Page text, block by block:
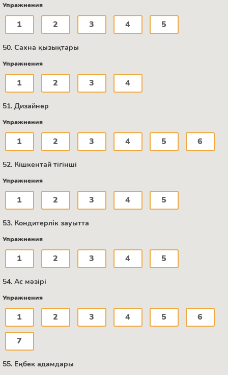
Упражнения
1 2 3 4 5
50. Сахна қызықтары
Упражнения
1 2 3 4
51. Дизайнер
Упражнения
1 2 3 4 5 6
52. Кішкентай тігінші
Упражнения
1 2 3 4 5
53. Кондитерлік зауытта
Упражнения
1 2 3 4 5
54. Ас мәзірі
Упражнения
1 2 3 4 5 6
7
55. Еңбек адамдары